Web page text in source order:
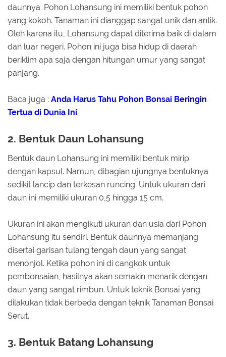
daunnya. Pohon Lohansung ini memiliki bentuk pohon
yang kokoh. Tanaman ini dianggap sangat unik dan antik.
Oleh karena itu, Lohansung dapat diterima baik di dalam
dan luar negeri. Pohon ini juga bisa hidup di daerah
beriklim apa saja dengan hitungan umur yang sangat
panjang.
Baca juga : Anda Harus Tahu Pohon Bonsai Beringin
Tertua di Dunia Ini
2. Bentuk Daun Lohansung
Bentuk daun Lohansung ini memiliki bentuk mirip
dengan kapsul. Namun, dibagian ujungnya bentuknya
sedikit lancip dan terkesan runcing. Untuk ukuran dari
daun ini memiliki ukuran 0,5 hingga 15 cm.
Ukuran ini akan mengikuti ukuran dan usia dari Pohon
Lohansung itu sendiri. Bentuk daunnya memanjang
disertai garisan tulang tengah daun yang sangat
menonjol. Ketika pohon ini di cangkok untuk
pembonsaian, hasilnya akan semakin menarik dengan
daun yang sangat rimbun. Untuk teknik Bonsai yang
dilakukan tidak berbeda dengan teknik Tanaman Bonsai
Serut.
3. Bentuk Batang Lohansung